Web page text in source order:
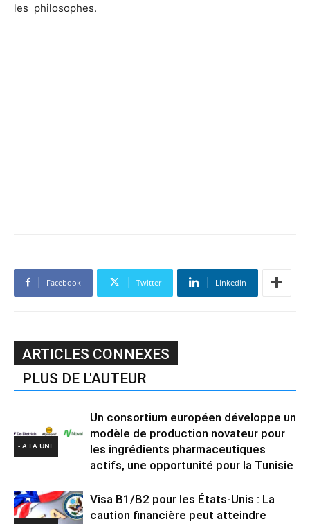
les philosophes.
Facebook Twitter Linkedin
ARTICLES CONNEXES
PLUS DE L'AUTEUR
- A LA UNE
Un consortium européen développe un
modèle de production novateur pour
les ingrédients pharmaceutiques
actifs, une opportunité pour la Tunisie
Visa B1/B2 pour les États-Unis : La
caution financière peut atteindre